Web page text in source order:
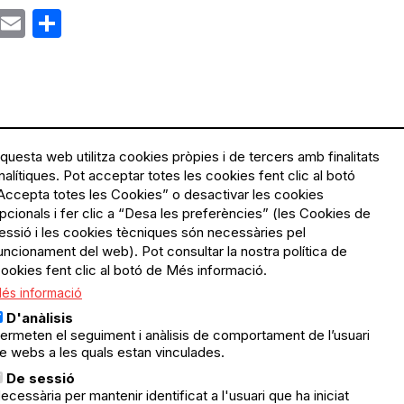
Email
Menú
Legal
Política de privacitat
Avís legal
Política de cookies
organitzadors.
web utilitza cookies pròpies i de tercers amb finalitats
Pot acceptar totes les cookies fent clic al botó
totes les Cookies” o desactivar les cookies
i fer clic a “Desa les preferències” (les Cookies de
i les cookies tècniques són necessàries pel
del web). Pot consultar la nostra política de
fent clic al botó de Més informació.
informació
D'anàlisis
el seguiment i anàlisis de comportament de l’usuari
webs a les quals estan vinculades.
De sessió
per mantenir identificat a l'usuari que ha iniciat